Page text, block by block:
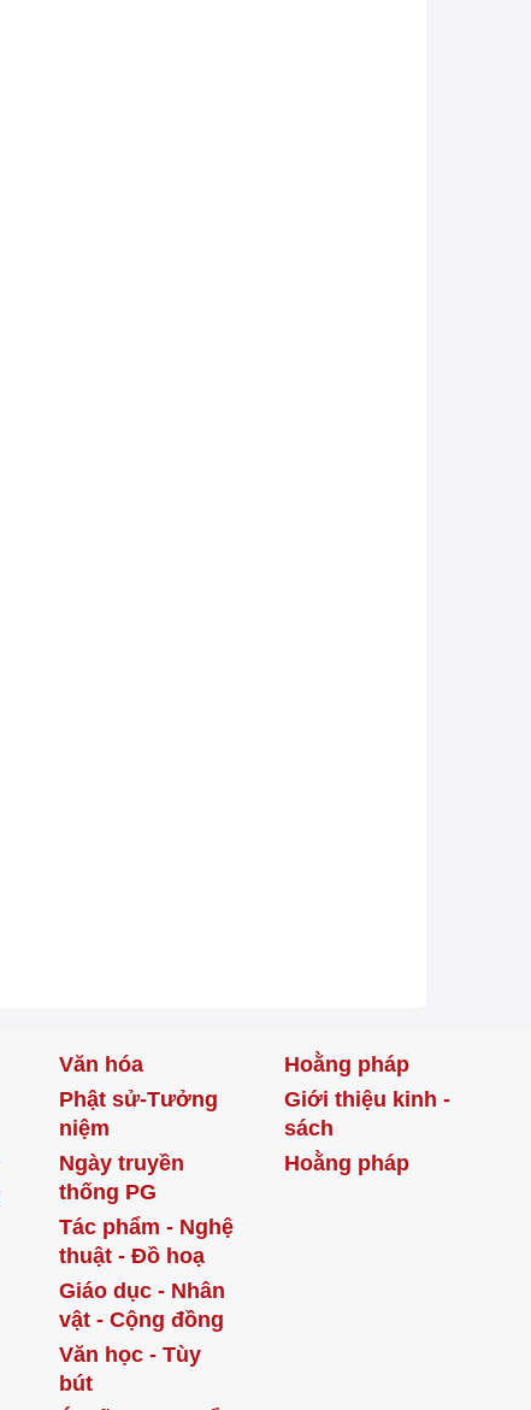
Văn hóa
Phật sử-Tưởng
niệm
Ngày truyền
thống PG
Tác phẩm - Nghệ
thuật - Đồ hoạ
Giáo dục - Nhân
vật - Cộng đồng
Văn học - Tùy
bút
Hoằng pháp
Giới thiệu kinh -
sách
Hoằng pháp